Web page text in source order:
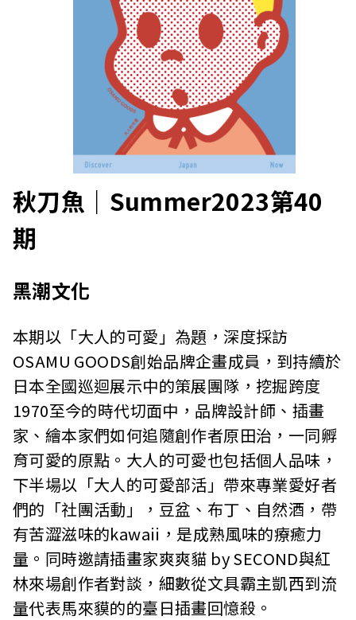
秋刀魚｜Summer2023第40
期
黑潮文化
本期以「大人的可愛」為題，深度採訪
OSAMU GOODS創始品牌企畫成員，到持續於
日本全國巡迴展示中的策展團隊，挖掘跨度
1970至今的時代切面中，品牌設計師、插畫
家、繪本家們如何追隨創作者原田治，一同孵
育可愛的原點。大人的可愛也包括個人品味，
下半場以「大人的可愛部活」帶來專業愛好者
們的「社團活動」，豆盆、布丁、自然酒，帶
有苦澀滋味的kawaii，是成熟風味的療癒力
量。同時邀請插畫家爽爽貓 by SECOND與紅
林來場創作者對談，細數從文具霸主凱西到流
量代表馬來貘的的臺日插畫回憶殺。